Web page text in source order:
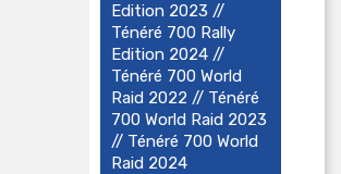
Edition 2023 //
Ténéré 700 Rally
Edition 2024 //
Ténéré 700 World
Raid 2022 // Ténéré
700 World Raid 2023
// Ténéré 700 World
Raid 2024